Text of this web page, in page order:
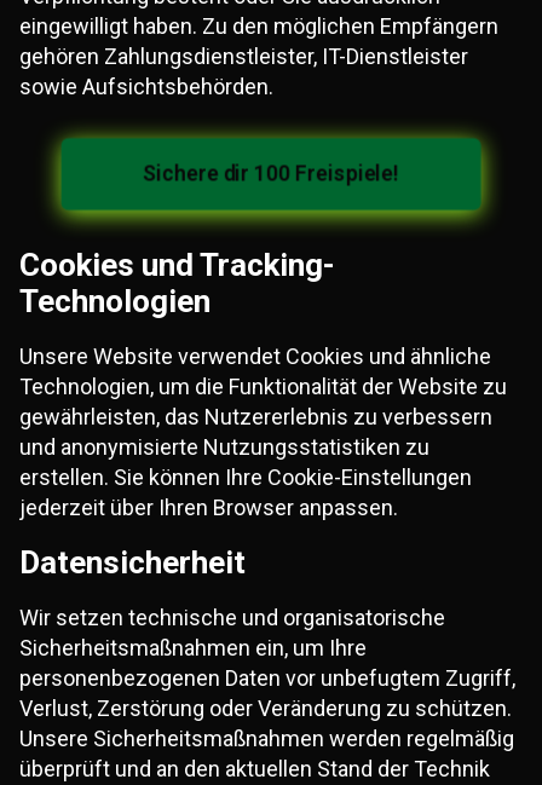
eingewilligt haben. Zu den möglichen Empfängern
gehören Zahlungsdienstleister, IT-Dienstleister
sowie Aufsichtsbehörden.
Sichere dir 100 Freispiele!
Cookies und Tracking-
Technologien
Unsere Website verwendet Cookies und ähnliche
Technologien, um die Funktionalität der Website zu
gewährleisten, das Nutzererlebnis zu verbessern
und anonymisierte Nutzungsstatistiken zu
erstellen. Sie können Ihre Cookie-Einstellungen
jederzeit über Ihren Browser anpassen.
Datensicherheit
Wir setzen technische und organisatorische
Sicherheitsmaßnahmen ein, um Ihre
personenbezogenen Daten vor unbefugtem Zugriff,
Verlust, Zerstörung oder Veränderung zu schützen.
Unsere Sicherheitsmaßnahmen werden regelmäßig
überprüft und an den aktuellen Stand der Technik